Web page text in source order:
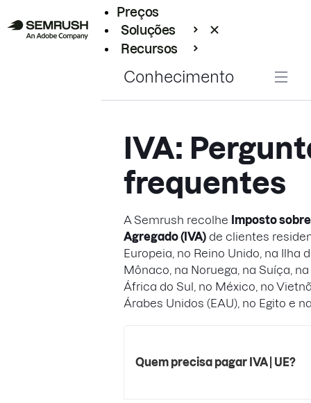
Preços
Soluções
Recursos
Conhecimento
IVA:
frequentes
A Semrush recolhe
Imposto
Agregado (IVA) de clientes
Europeia, no Reino Unido, na Ilha
Mônaco, na Noruega, na Suíça, na
África do Sul, no México, no
Árabes Unidos (EAU), no Egito e
Quem precisa pagar IVA | UE?